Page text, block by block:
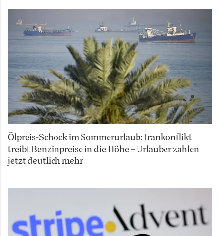
Ölpreis-Schock im Sommerurlaub: Irankonflikt
treibt Benzinpreise in die Höhe – Urlauber zahlen
jetzt deutlich mehr